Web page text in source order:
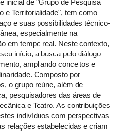
inicial de "Grupo de Pesquisa
e Territorialidade", tem como
e suas possibilidades técnico-
especialmente na
em tempo real. Neste contexto,
início, a busca pelo diálogo
ampliando conceitos e
Composto por
o grupo reúne, além de
pesquisadores das áreas de
e Teatro. As contribuições
indivíduos com perspectivas
relações estabelecidas e criam